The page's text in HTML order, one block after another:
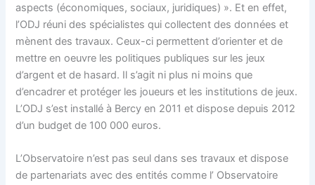
aspects (économiques, sociaux, juridiques) ». Et en effet,
l’ODJ réuni des spécialistes qui collectent des données et
mènent des travaux. Ceux-ci permettent d’orienter et de
mettre en oeuvre les politiques publiques sur les jeux
d’argent et de hasard. Il s’agit ni plus ni moins que
d’encadrer et protéger les joueurs et les institutions de jeux.
L’ODJ s’est installé à Bercy en 2011 et dispose depuis 2012
d’un budget de 100 000 euros.
L’Observatoire n’est pas seul dans ses travaux et dispose
de partenariats avec des entités comme l’ Observatoire